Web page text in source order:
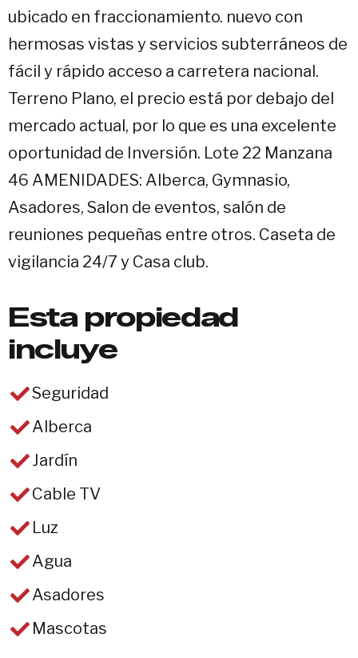
ubicado en fraccionamiento. nuevo con
hermosas vistas y servicios subterráneos de
fácil y rápido acceso a carretera nacional.
Terreno Plano, el precio está por debajo del
mercado actual, por lo que es una excelente
oportunidad de Inversión. Lote 22 Manzana
46 AMENIDADES: Alberca, Gymnasio,
Asadores, Salon de eventos, salón de
reuniones pequeñas entre otros. Caseta de
vigilancia 24/7 y Casa club.
Esta propiedad
incluye
Seguridad
Alberca
Jardín
Cable TV
Luz
Agua
Asadores
Mascotas